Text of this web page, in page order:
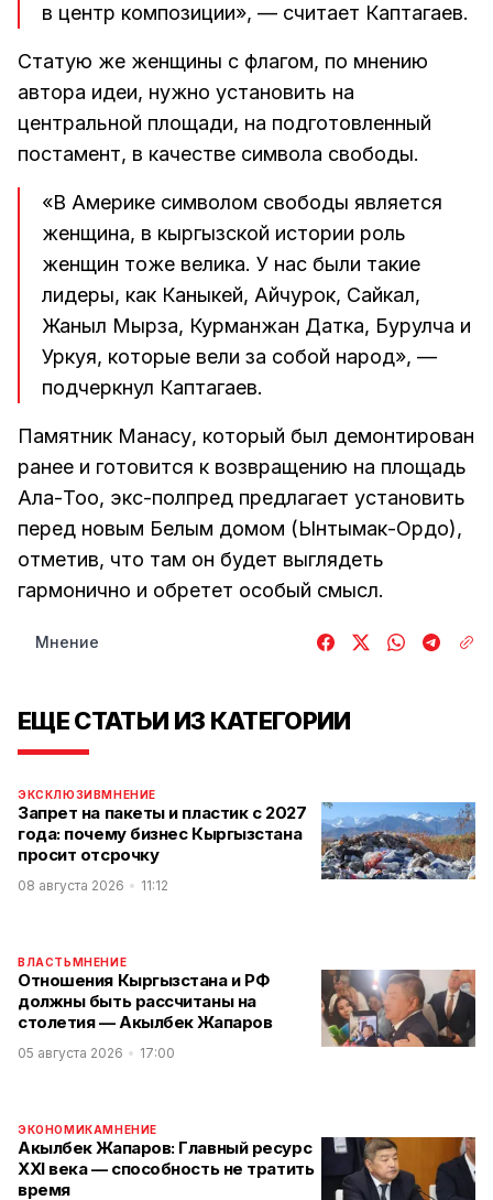
в центр композиции», — считает Каптагаев.
Статую же женщины с флагом, по мнению
автора идеи, нужно установить на
центральной площади, на подготовленный
постамент, в качестве символа свободы.
«В Америке символом свободы является
женщина, в кыргызской истории роль
женщин тоже велика. У нас были такие
лидеры, как Каныкей, Айчурок, Сайкал,
Жаныл Мырза, Курманжан Датка, Бурулча и
Уркуя, которые вели за собой народ», —
подчеркнул Каптагаев.
Памятник Манасу, который был демонтирован
ранее и готовится к возвращению на площадь
Ала-Тоо, экс-полпред предлагает установить
перед новым Белым домом (Ынтымак-Ордо),
отметив, что там он будет выглядеть
гармонично и обретет особый смысл.
Мнение
ЕЩЕ СТАТЬИ ИЗ КАТЕГОРИИ
ЭКСКЛЮЗИВМНЕНИЕ
Запрет на пакеты и пластик с 2027
года: почему бизнес Кыргызстана
просит отсрочку
08 августа 2026 11:12
ВЛАСТЬМНЕНИЕ
Отношения Кыргызстана и РФ
должны быть рассчитаны на
столетия — Акылбек Жапаров
05 августа 2026 17:00
ЭКОНОМИКАМНЕНИЕ
Акылбек Жапаров: Главный ресурс
XXI века — способность не тратить
время